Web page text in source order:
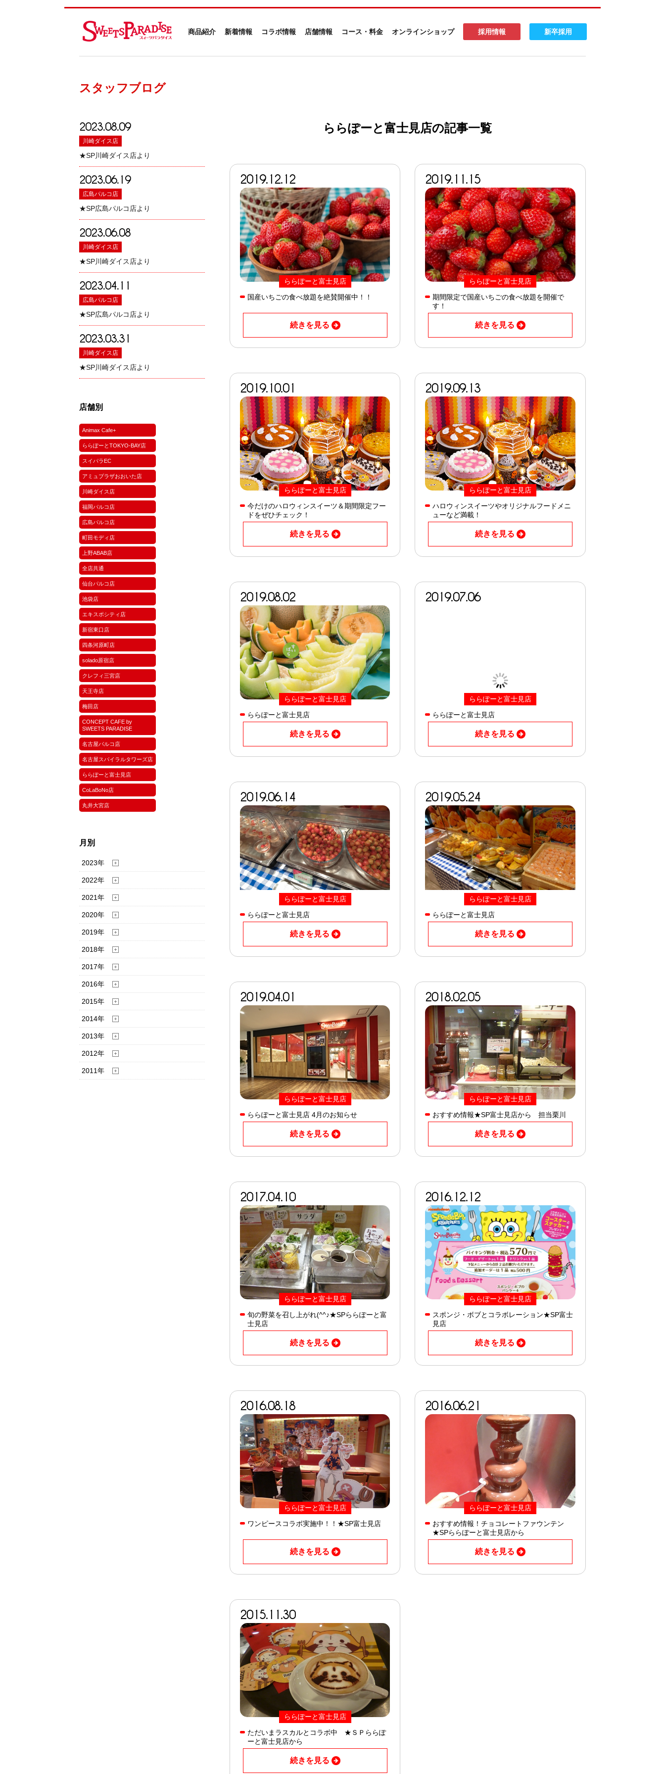
商品紹介 新着情報 コラボ情報 店舗情報 コース・料金 オンラインショップ 採用情報 新卒採用
スタッフブログ
2023.08.09
川崎ダイス店
★SP川崎ダイス店より
2023.06.19
広島パルコ店
★SP広島パルコ店より
2023.06.08
川崎ダイス店
★SP川崎ダイス店より
2023.04.11
広島パルコ店
★SP広島パルコ店より
2023.03.31
川崎ダイス店
★SP川崎ダイス店より
店舗別
Animax Cafe+
ららぽーとTOKYO-BAY店
スイパラEC
アミュプラザおおいた店
川崎ダイス店
福岡パルコ店
広島パルコ店
町田モディ店
上野ABAB店
全店共通
仙台パルコ店
池袋店
エキスポシティ店
新宿東口店
四条河原町店
solado原宿店
クレフィ三宮店
天王寺店
梅田店
CONCEPT CAFE by
SWEETS PARADISE
名古屋パルコ店
名古屋スパイラルタワーズ店
ららぽーと富士見店
CoLaBoNo店
丸井大宮店
月別
2023年
2022年
2021年
2020年
2019年
2018年
2017年
2016年
2015年
2014年
2013年
2012年
2011年
ららぽーと富士見店の記事一覧
2019.12.12
ららぽーと富士見店
国産いちごの食べ放題を絶賛開催中！！
続きを見る
2019.11.15
ららぽーと富士見店
期間限定で国産いちごの食べ放題を開催で
す！
続きを見る
2019.10.01
ららぽーと富士見店
今だけのハロウィンスイーツ＆期間限定フー
ドをぜひチェック！
続きを見る
2019.09.13
ららぽーと富士見店
ハロウィンスイーツやオリジナルフードメニ
ューなど満載！
続きを見る
2019.08.02
ららぽーと富士見店
ららぽーと富士見店
続きを見る
2019.07.06
ららぽーと富士見店
ららぽーと富士見店
続きを見る
2019.06.14
ららぽーと富士見店
ららぽーと富士見店
続きを見る
2019.05.24
ららぽーと富士見店
ららぽーと富士見店
続きを見る
2019.04.01
ららぽーと富士見店
ららぽーと富士見店 4月のお知らせ
続きを見る
2018.02.05
ららぽーと富士見店
おすすめ情報★SP富士見店から 担当栗川
続きを見る
2017.04.10
ららぽーと富士見店
旬の野菜を召し上がれ(^^♪★SPららぽーと富
士見店
続きを見る
2016.12.12
ららぽーと富士見店
スポンジ・ボブとコラボレーション★SP富士
見店
続きを見る
2016.08.18
ららぽーと富士見店
ワンピースコラボ実施中！！★SP富士見店
続きを見る
2016.06.21
ららぽーと富士見店
おすすめ情報！チョコレートファウンテン
★SPららぽーと富士見店から
続きを見る
2015.11.30
ららぽーと富士見店
ただいまラスカルとコラボ中 ★ＳＰららぽ
ーと富士見店から
続きを見る